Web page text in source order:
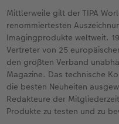
Mittlerweile gilt der TIPA
renommiertesten
Imagingprodukte weltweit.
Vertreter von 25
den größten Verband
Magazine. Das technische
die besten Neuheiten
Redakteure der
Produkte zu testen und zu